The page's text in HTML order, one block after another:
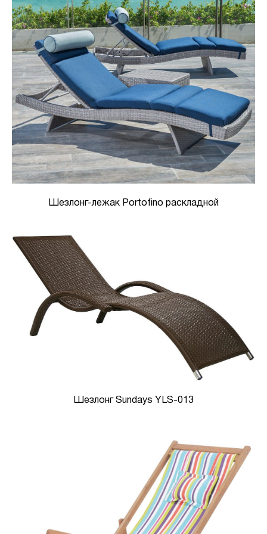
Шезлонг-лежак Portofino раскладной
Шезлонг Sundays YLS-013